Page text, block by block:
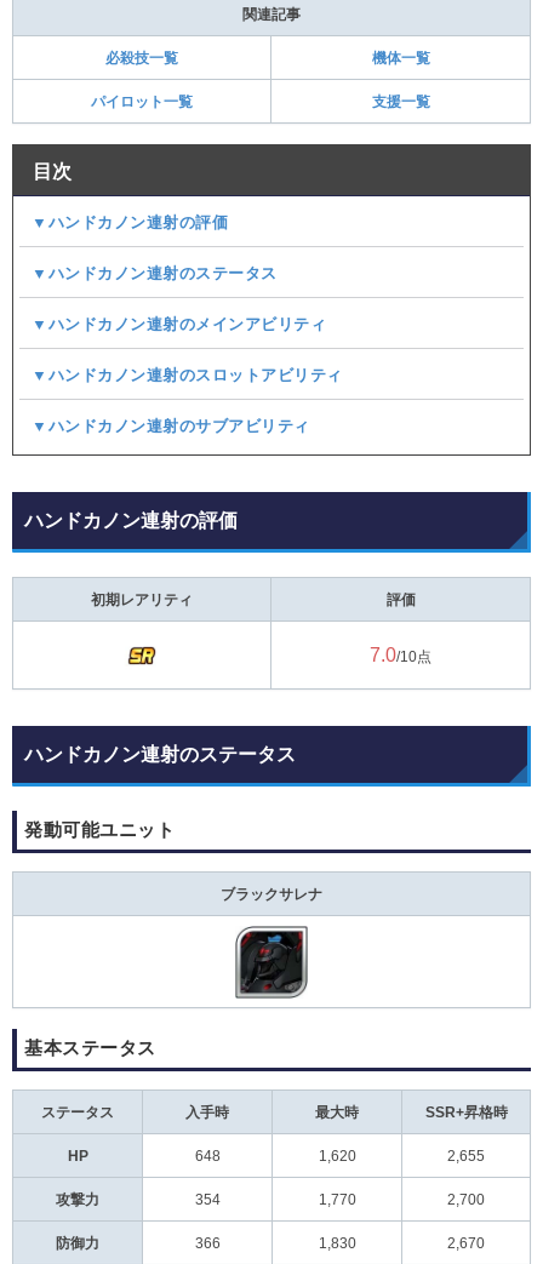
関連記事
必殺技一覧 機体一覧
パイロット一覧 支援一覧
目次
▼ハンドカノン連射の評価
▼ハンドカノン連射のステータス
▼ハンドカノン連射のメインアビリティ
▼ハンドカノン連射のスロットアビリティ
▼ハンドカノン連射のサブアビリティ
ハンドカノン連射の評価
初期レアリティ 評価
7.0/10点
ハンドカノン連射のステータス
発動可能ユニット
ブラックサレナ
基本ステータス
ステータス 入手時 最大時 SSR+昇格時
HP 648 1,620 2,655
攻撃力 354 1,770 2,700
防御力 366 1,830 2,670